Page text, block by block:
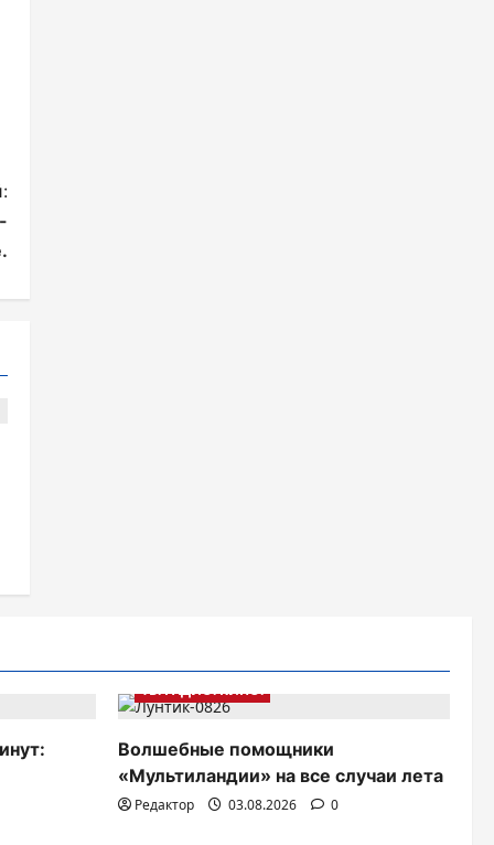
ТВ. РАДИО. КИНО.
Волшебные помощники
«Мультиландии» на все случаи лета
Редактор 03.08.2026 0